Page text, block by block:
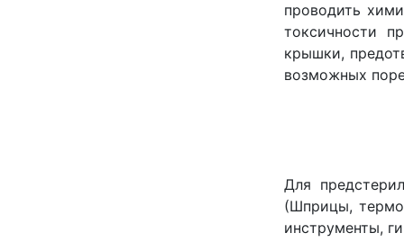
проводить
токсичности
крышки,
возможных
Для
(Шприцы,
инструменты,